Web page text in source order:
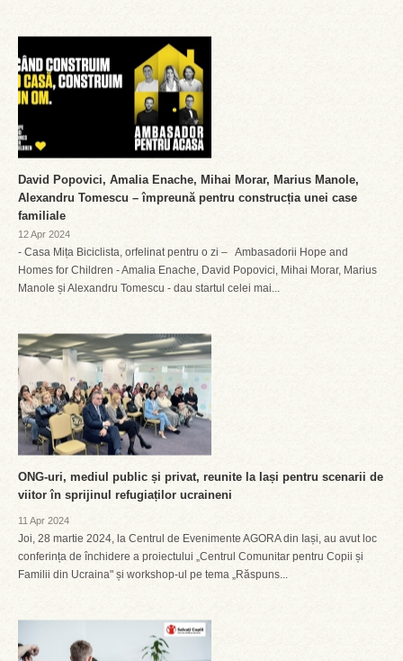
David Popovici, Amalia Enache, Mihai Morar, Marius Manole,
Alexandru Tomescu – împreună pentru construcția unei case
familiale
12 Apr 2024
- Casa Mița Biciclista, orfelinat pentru o zi – Ambasadorii Hope and
Homes for Children - Amalia Enache, David Popovici, Mihai Morar, Marius
Manole și Alexandru Tomescu - dau startul celei mai...
ONG-uri, mediul public și privat, reunite la Iași pentru scenarii de
viitor în sprijinul refugiaților ucraineni
11 Apr 2024
Joi, 28 martie 2024, la Centrul de Evenimente AGORA din Iași, au avut loc
conferința de închidere a proiectului „Centrul Comunitar pentru Copii și
Familii din Ucraina" și workshop-ul pe tema „Răspuns...